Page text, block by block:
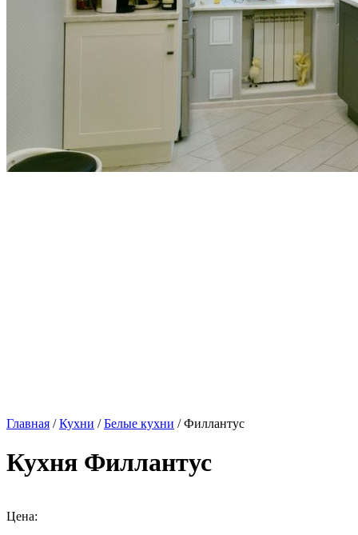
Главная /Кухни /Белые кухни / Филлантус
Кухня Филлантус
Цена: